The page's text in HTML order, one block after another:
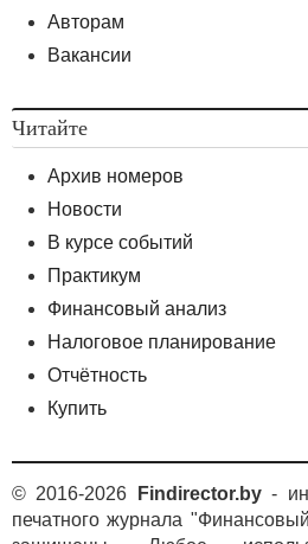
Авторам
Вакансии
Читайте
Архив номеров
Новости
В курсе событий
Практикум
Финансовый анализ
Налоговое планирование
Отчётность
Купить
© 2016-2026 Findirector.by-
печатного журнала